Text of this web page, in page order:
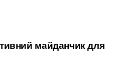
майданчик для